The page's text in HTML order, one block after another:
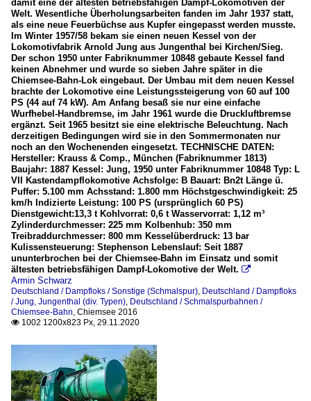
damit eine der ältesten betriebsfähigen Dampf-Lokomotiven der
Welt. Wesentliche Überholungsarbeiten fanden im Jahr 1937 statt,
als eine neue Feuerbüchse aus Kupfer eingepasst werden musste.
Im Winter 1957/58 bekam sie einen neuen Kessel von der
Lokomotivfabrik Arnold Jung aus Jungenthal bei Kirchen/Sieg.
Der schon 1950 unter Fabriknummer 10848 gebaute Kessel fand
keinen Abnehmer und wurde so sieben Jahre später in die
Chiemsee-Bahn-Lok eingebaut. Der Umbau mit dem neuen Kessel
brachte der Lokomotive eine Leistungssteigerung von 60 auf 100
PS (44 auf 74 kW). Am Anfang besaß sie nur eine einfache
Wurfhebel-Handbremse, im Jahr 1961 wurde die Druckluftbremse
ergänzt. Seit 1965 besitzt sie eine elektrische Beleuchtung. Nach
derzeitigen Bedingungen wird sie in den Sommermonaten nur
noch an den Wochenenden eingesetzt. TECHNISCHE DATEN:
Hersteller: Krauss & Comp., München (Fabriknummer 1813)
Baujahr: 1887 Kessel: Jung, 1950 unter Fabriknummer 10848 Typ: L
VII Kastendampflokomotive Achsfolge: B Bauart: Bn2t Länge ü.
Puffer: 5.100 mm Achsstand: 1.800 mm Höchstgeschwindigkeit: 25
km/h Indizierte Leistung: 100 PS (ursprünglich 60 PS)
Dienstgewicht:13,3 t Kohlvorrat: 0,6 t Wasservorrat: 1,12 m³
Zylinderdurchmesser: 225 mm Kolbenhub: 350 mm
Treibraddurchmesser: 800 mm Kesselüberdruck: 13 bar
Kulissensteuerung: Stephenson Lebenslauf: Seit 1887
ununterbrochen bei der Chiemsee-Bahn im Einsatz und somit
ältesten betriebsfähigen Dampf-Lokomotive der Welt. 
Armin Schwarz
Deutschland / Dampfloks / Sonstige (Schmalspur) Deutschland / Dampfloks
/ Jung, Jungenthal (div. Typen) Deutschland / Schmalspurbahnen /
Chiemsee-Bahn Chiemsee 2016
 1002 1200x823 Px, 29.11.2020